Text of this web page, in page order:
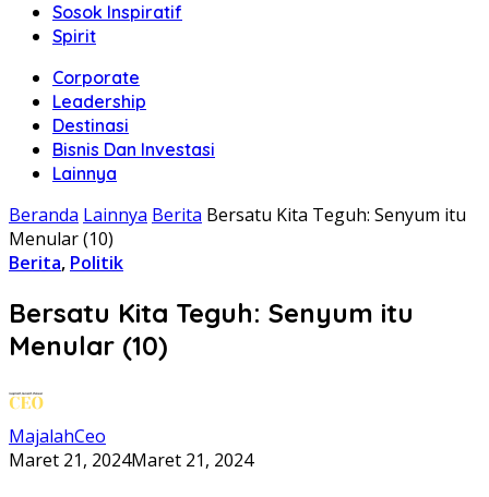
Sosok Inspiratif
Spirit
Corporate
Leadership
Destinasi
Bisnis Dan Investasi
Lainnya
Beranda Lainnya Berita Bersatu Kita Teguh: Senyum itu
Menular (10)
Berita, Politik
Bersatu Kita Teguh: Senyum itu
Menular (10)
MajalahCeo
Maret 21, 2024Maret 21, 2024